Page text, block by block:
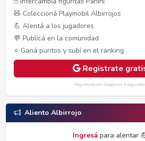
🧸 Coleccioná Playmobil Albirrojos
💪 Alentá a los jugadores
💬 Publicá en la comunidad
⭐ Ganá puntos y subí en el ranking
Registrate
Registrate con Google en 2
Aliento Albirrojo
Ingresá para alentar